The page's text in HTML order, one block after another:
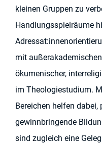
kleinen Gruppen zu
Handlungsspielräume
mit
ökumenischer,
im Theologiestudium.
Bereichen helfen
gewinnbringende
sind zugleich eine